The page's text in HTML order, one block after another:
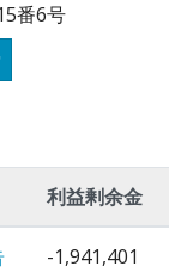
番6号
利益剰余金
-1,941,401